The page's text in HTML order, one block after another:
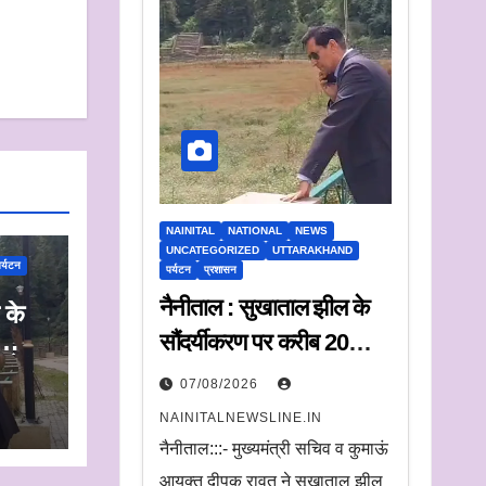
के
के
NAINITAL NATIONAL
NEWS
UNCATEGORIZED
UTTARAKHAND
पर्यटन
प्रशासन
नैनीताल : सुखाताल झील के
सौंदर्यीकरण पर करीब 20
करोड़ रुपये खर्च, संचालन के
लिए संस्था का चयन जल्द
07/08/2026
NAINITALNEWSLINE.IN
नैनीताल:::- मुख्यमंत्री सचिव व कुमाऊं
आयुक्त दीपक रावत ने सूखाताल झील